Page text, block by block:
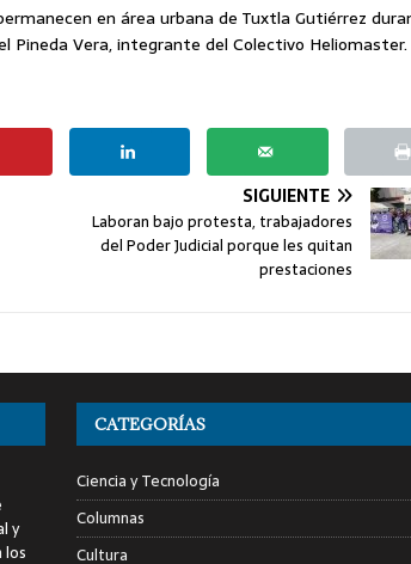
en área urbana de Tuxtla Gutiérrez
Pineda Vera, integrante del Colectivo Heliomaster.
SIGUIENTE
Laboran bajo protesta, trabajadores
del Poder Judicial porque les quitan
prestaciones
y
los
CATEGORÍAS
Ciencia y Tecnología
Columnas
Cultura